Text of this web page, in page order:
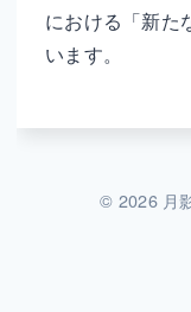
における「新た
います。
© 2026 月